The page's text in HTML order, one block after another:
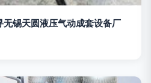
锡天圆液压气动成套设备厂